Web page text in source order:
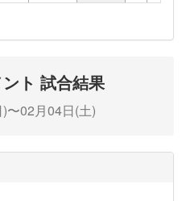
ト 試合結果
〜02月04日(土)